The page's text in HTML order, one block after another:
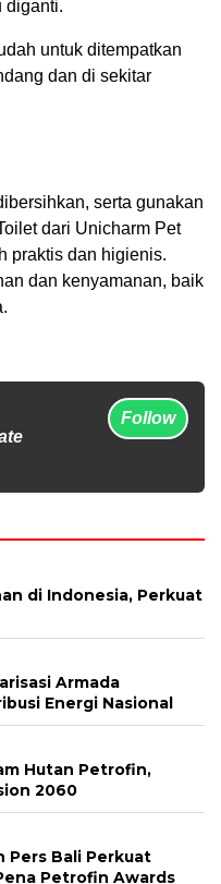
diganti.
untuk ditempatkan
dan di sekitar
serta gunakan
dari Unicharm Pet
praktis dan higienis.
dan kenyamanan, baik
Follow
di Indonesia, Perkuat
Armada
Energi Nasional
Hutan Petrofin,
2060
Pers Bali Perkuat
Petrofin Awards